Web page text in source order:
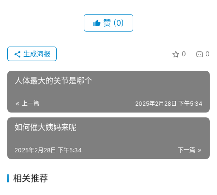
赞 (0)
0 0
生成海报
人体最大的关节是哪个
上一篇 2025年2月28日 下午5:34
如何催大姨妈来呢
下一篇
2025年2月28日 下午5:34
相关推荐